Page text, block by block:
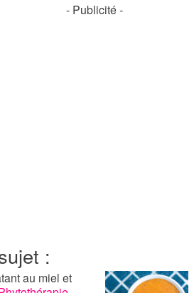
- Publicité -
:
au miel et